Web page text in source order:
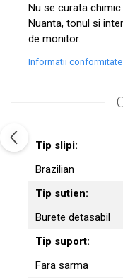
Nu se curata chimic
Nuanta, tonul si
de monitor.
Informatii
Tip slipi:
Brazilian
Tip sutien:
Burete detasabil
Tip suport:
Fara sarma